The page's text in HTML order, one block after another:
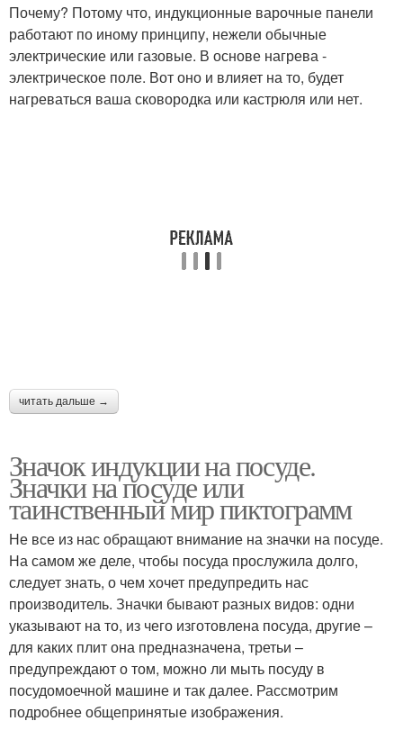
Почему? Потому что, индукционные варочные панели
работают по иному принципу, нежели обычные
электрические или газовые. В основе нагрева -
электрическое поле. Вот оно и влияет на то, будет
нагреваться ваша сковородка или кастрюля или нет.
читать дальше →
Значок индукции на посуде.
Значки на посуде или
таинственный мир пиктограмм
Не все из нас обращают внимание на значки на посуде.
На самом же деле, чтобы посуда прослужила долго,
следует знать, о чем хочет предупредить нас
производитель. Значки бывают разных видов: одни
указывают на то, из чего изготовлена посуда, другие –
для каких плит она предназначена, третьи –
предупреждают о том, можно ли мыть посуду в
посудомоечной машине и так далее. Рассмотрим
подробнее общепринятые изображения.